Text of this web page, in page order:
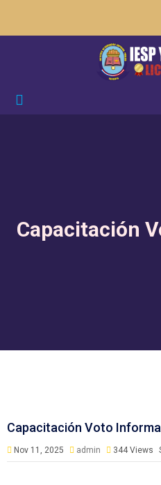
Capacitación
Capacitación Voto
Nov 11, 2025 admin 344 Views